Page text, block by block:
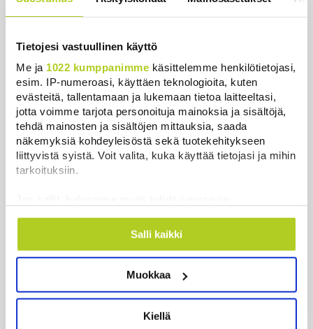
Tietojesi vastuullinen käyttö
Me ja 1022 kumppanimme käsittelemme henkilötietojasi,
esim. IP-numeroasi, käyttäen teknologioita, kuten
evästeitä, tallentamaan ja lukemaan tietoa laitteeltasi,
jotta voimme tarjota personoituja mainoksia ja sisältöjä,
tehdä mainosten ja sisältöjen mittauksia, saada
näkemyksiä kohdeyleisöstä sekä tuotekehitykseen
liittyvistä syistä. Voit valita, kuka käyttää tietojasi ja mihin
tarkoituksiin.
Kerätä tietoja maantieteellisestä sijainnistasi,
mahdollisesti muutaman metrin tarkkuudella
ominaispiirteitä aktiivisesti (sormenjäljen
Lue lisää siitä, miten henkilötietojasi käsitellään ja miten
suostumustasi tai peruuttaa sen milloin vain
Salli kaikki
Muokkaa
Kiellä
Uutiset
Uusimmat Luetuimmat
Essee: Putinin Venäjä ammentaa panslavismin